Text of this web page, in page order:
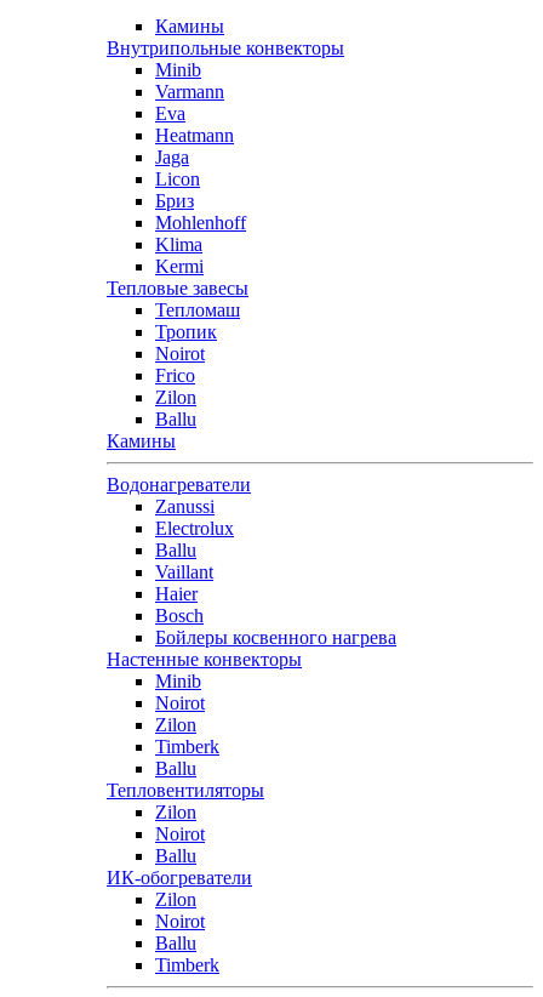
Камины
Внутрипольные конвекторы
Minib
Varmann
Eva
Heatmann
Jaga
Licon
Бриз
Mohlenhoff
Klima
Kermi
Тепловые завесы
Тепломаш
Тропик
Noirot
Frico
Zilon
Ballu
Камины
Водонагреватели
Zanussi
Electrolux
Ballu
Vaillant
Haier
Bosch
Бойлеры косвенного нагрева
Настенные конвекторы
Minib
Noirot
Zilon
Timberk
Ballu
Тепловентиляторы
Zilon
Noirot
Ballu
ИК-обогреватели
Zilon
Noirot
Ballu
Timberk